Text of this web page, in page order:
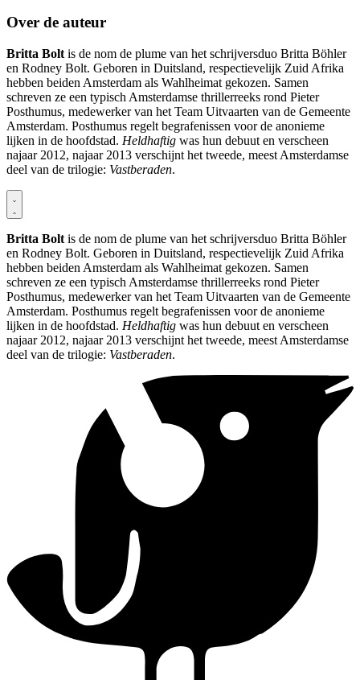
Over de auteur
Britta Bolt is de nom de plume van het schrijversduo Britta Böhler
en Rodney Bolt. Geboren in Duitsland, respectievelijk Zuid Afrika
hebben beiden Amsterdam als Wahlheimat gekozen. Samen
schreven ze een typisch Amsterdamse thrillerreeks rond Pieter
Posthumus, medewerker van het Team Uitvaarten van de Gemeente
Amsterdam. Posthumus regelt begrafenissen voor de anonieme
lijken in de hoofdstad. Heldhaftig was hun debuut en verscheen
najaar 2012, najaar 2013 verschijnt het tweede, meest Amsterdamse
deel van de trilogie: Vastberaden.
Britta Bolt is de nom de plume van het schrijversduo Britta Böhler
en Rodney Bolt. Geboren in Duitsland, respectievelijk Zuid Afrika
hebben beiden Amsterdam als Wahlheimat gekozen. Samen
schreven ze een typisch Amsterdamse thrillerreeks rond Pieter
Posthumus, medewerker van het Team Uitvaarten van de Gemeente
Amsterdam. Posthumus regelt begrafenissen voor de anonieme
lijken in de hoofdstad. Heldhaftig was hun debuut en verscheen
najaar 2012, najaar 2013 verschijnt het tweede, meest Amsterdamse
deel van de trilogie: Vastberaden.